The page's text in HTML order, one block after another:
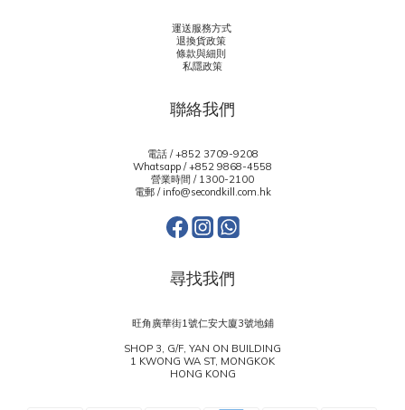
運送服務方式
退換貨政策
條款與細則
私隱政策
聯絡我們
電話 / +852 3709-9208
Whatsapp /+852 9868-4558
營業時間 / 1300-2100
電郵 / info@secondkill.com.hk
尋找我們
旺角廣華街1號仁安大廈3號地鋪
SHOP 3, G/F, YAN ON BUILDING
1 KWONG WA ST, MONGKOK
HONG KONG